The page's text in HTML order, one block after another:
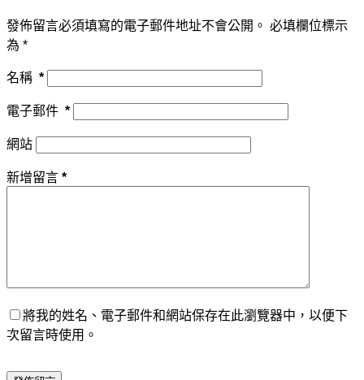
發佈留言必須填寫的電子郵件地址不會公開。 必填欄位標示
為 *
名稱 *
電子郵件 *
網站
新增留言 *
將我的姓名、電子郵件和網站保存在此瀏覽器中，以便下
次留言時使用。